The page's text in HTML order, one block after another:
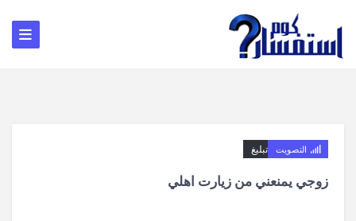
زوجي يمنعني من زيارت اهلي
تبليغ التصويت